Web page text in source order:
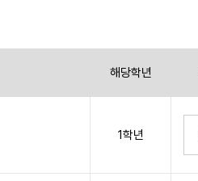
해당학년
1학년